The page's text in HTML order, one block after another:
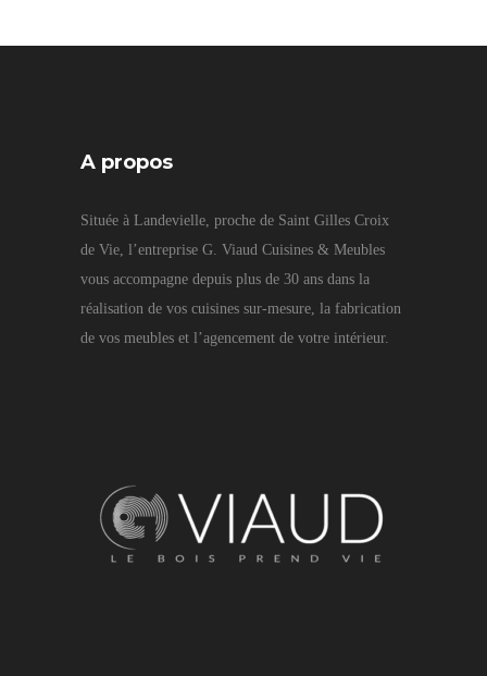
A propos
Située à Landevielle, proche de Saint Gilles Croix
de Vie, l’entreprise G. Viaud Cuisines & Meubles
vous accompagne depuis plus de 30 ans dans la
réalisation de vos cuisines sur-mesure, la fabrication
de vos meubles et l’agencement de votre intérieur.